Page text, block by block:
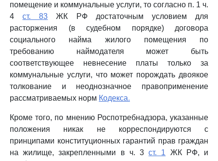
помещение и коммунальные услуги, то согласно п. 1 ч.
4ст. 83 ЖК РФ достаточным условием для
расторжения (в судебном порядке) договора
социального найма жилого помещения по
требованию наймодателя может быть
соответствующее невнесение платы только за
коммунальные услуги, что может порождать двоякое
толкование и неоднозначное правоприменение
рассматриваемых норм Кодекса.
Кроме того, по мнению Роспотребнадзора, указанные
положения никак не корреспондируются с
принципами конституционных гарантий прав граждан
на жилище, закрепленными в ч. 3ст. 1 ЖК РФ, и